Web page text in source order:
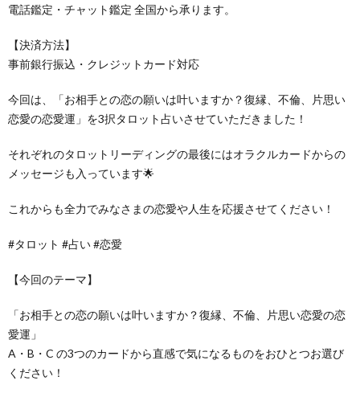
電話鑑定・チャット鑑定 全国から承ります。
【決済方法】
事前銀行振込・クレジットカード対応
今回は、「お相手との恋の願いは叶いますか？復縁、不倫、片思い
恋愛の恋愛運」を3択タロット占いさせていただきました！
それぞれのタロットリーディングの最後にはオラクルカードからの
メッセージも入っています🌟
これからも全力でみなさまの恋愛や人生を応援させてください！
#タロット #占い #恋愛
【今回のテーマ】
「お相手との恋の願いは叶いますか？復縁、不倫、片思い恋愛の恋
愛運」
A・B・C の3つのカードから直感で気になるものをおひとつお選び
ください！